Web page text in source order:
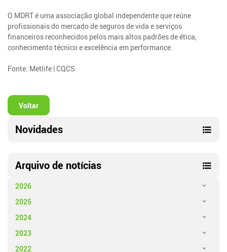
O MDRT é uma associação global independente que reúne
profissionais do mercado de seguros de vida e serviços
financeiros reconhecidos pelos mais altos padrões de ética,
conhecimento técnico e excelência em performance.
Fonte: Metlife | CQCS
Voltar
Novidades
Arquivo de notícias
2026
2025
2024
2023
2022